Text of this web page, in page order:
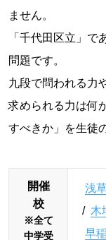
ません。
「千代田区立」で
問題です。
九段で問われる力
求められる力は何
すべきか」を生徒
開催
校
※全て
中学受
浅
/ 木
早